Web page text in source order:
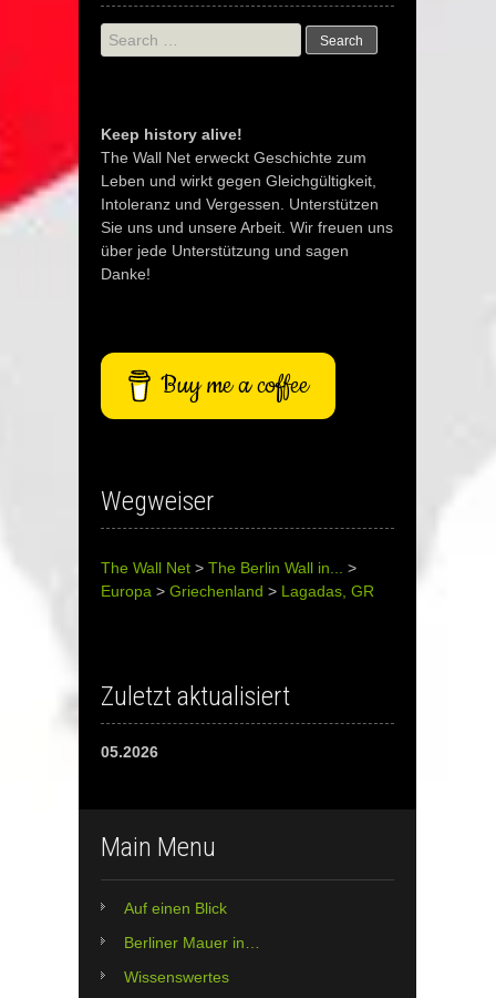
Search
for:
Keep history alive!
The Wall Net erweckt Geschichte zum
Leben und wirkt gegen Gleichgültigkeit,
Intoleranz und Vergessen. Unterstützen
Sie uns und unsere Arbeit. Wir freuen uns
über jede Unterstützung und sagen
Danke!
Buy me a coffee
Wegweiser
The Wall Net > The Berlin Wall in...
>
Europa > Griechenland > Lagadas, GR
Zuletzt aktualisiert
05.2026
Main Menu
Auf einen Blick
Berliner Mauer in…
Wissenswertes